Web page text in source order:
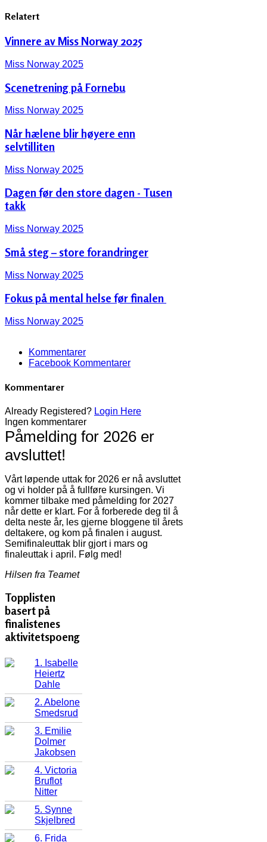
Relatert
Vinnere av Miss Norway 2025
Miss Norway 2025
Scenetrening på Fornebu
Miss Norway 2025
Når hælene blir høyere enn
selvtilliten
Miss Norway 2025
Dagen før den store dagen - Tusen
takk
Miss Norway 2025
Små steg – store forandringer
Miss Norway 2025
Fokus på mental helse før finalen ‍️
Miss Norway 2025
Kommentarer
Facebook Kommentarer
Kommentarer
Already Registered? Login Here
Ingen kommentarer
Påmelding for 2026 er
avsluttet!
Vårt løpende uttak for 2026 er nå avsluttet
og vi holder på å fullføre kursingen. Vi
kommer tilbake med påmelding for 2027
når dette er klart. For å forberede deg til å
delta neste år, les gjerne bloggene til årets
deltakere, og kom på finalen i august.
Semifinaleuttak blir gjort i mars og
finaleuttak i april. Følg med!
Hilsen fra Teamet
Topplisten
basert på
finalistenes
aktivitetspoeng
1. Isabelle
Heiertz
Dahle
2. Abelone
Smedsrud
3. Emilie
Dolmer
Jakobsen
4. Victoria
Bruflot
Nitter
5. Synne
Skjelbred
6. Frida